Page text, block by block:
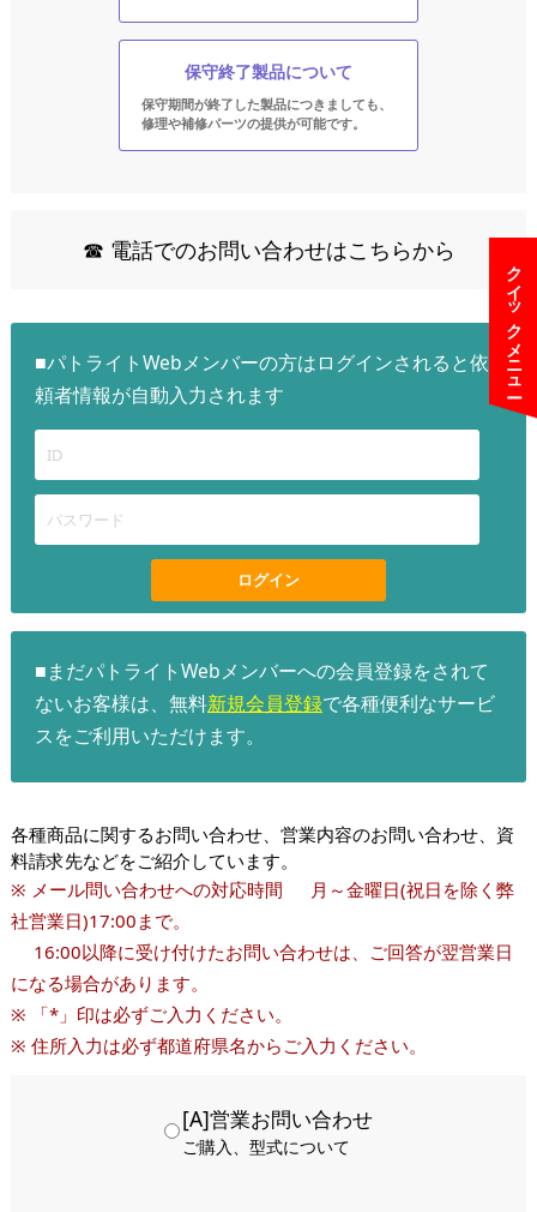
クイックメニュー
保守終了製品について
保守期間が終了した製品につきましても、
修理や補修パーツの提供が可能です。
☎ 電話でのお問い合わせはこちらから
■パトライトWebメンバーの方はログインされると依
頼者情報が自動入力されます
ログイン
■まだパトライトWebメンバーへの会員登録をされて
ないお客様は、無料新規会員登録で各種便利なサービ
スをご利用いただけます。
各種商品に関するお問い合わせ、営業内容のお問い合わせ、資
料請求先などをご紹介しています。
※ メール問い合わせへの対応時間 月～金曜日(祝日を除く弊
社営業日)17:00まで。
16:00以降に受け付けたお問い合わせは、ご回答が翌営業日
になる場合があります。
※ 「*」印は必ずご入力ください。
※ 住所入力は必ず都道府県名からご入力ください。
[A]営業お問い合わせ
ご購入、型式について